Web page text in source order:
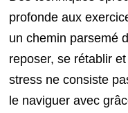
profonde aux
un chemin parsemé
reposer, se rétablir
stress ne consiste
le naviguer avec